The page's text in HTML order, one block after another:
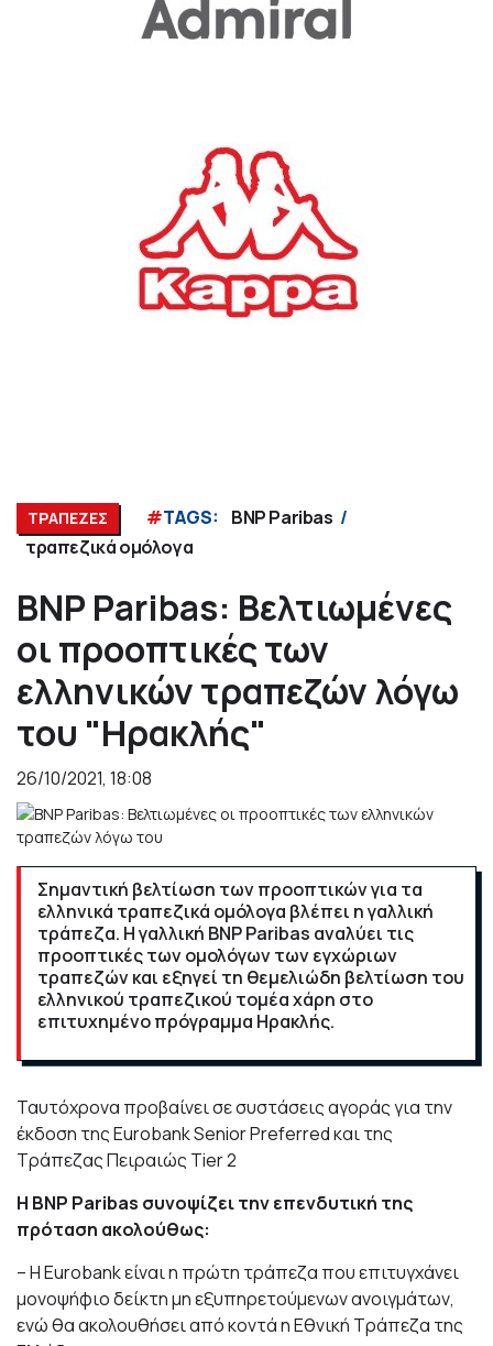
ΤΡΑΠΕΖΕΣ #TAGS:
BNP Paribas
τραπεζικά ομόλογα
BNP Paribas: Βελτιωμένες
οι προοπτικές των
ελληνικών τραπεζών λόγω
του "Ηρακλής"
26/10/2021, 18:08
Σημαντική βελτίωση των προοπτικών για τα
ελληνικά τραπεζικά ομόλογα βλέπει η γαλλική
τράπεζα. Η γαλλική BNP Paribas αναλύει τις
προοπτικές των ομολόγων των εγχώριων
τραπεζών και εξηγεί τη θεμελιώδη βελτίωση του
ελληνικού τραπεζικού τομέα χάρη στο
επιτυχημένο πρόγραμμα Ηρακλής.
Ταυτόχρονα προβαίνει σε συστάσεις αγοράς για την
έκδοση της Eurobank Senior Preferred και της
Τράπεζας Πειραιώς Tier 2
Η BNP Paribas συνοψίζει την επενδυτική της
πρόταση ακολούθως:
– Η Eurobank είναι η πρώτη τράπεζα που επιτυγχάνει
μονοψήφιο δείκτη μη εξυπηρετούμενων ανοιγμάτων,
ενώ θα ακολουθήσει από κοντά η Εθνική Τράπεζα της